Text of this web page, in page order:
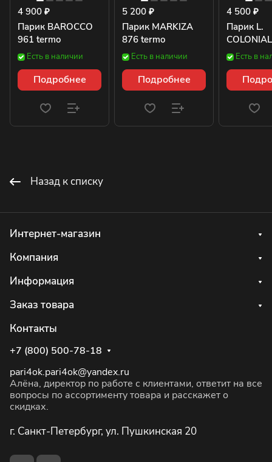
4 900 ₽
Парик BAROCCO
961 termo
Есть в наличии
Подробнее
5 200 ₽
Парик MARKIZA
876 termo
Есть в наличии
Подробнее
4 500 ₽
Парик L.
Есть в
Назад к списку
Интернет-магазин
Компания
Информация
Заказ товара
Контакты
+7 (800) 500-78-18
pari4ok.pari4ok@yandex.ru
Алёна, директор по работе с клиентами, ответит на все
вопросы по ассортименту товара и расскажет о
скидках.
г. Санкт-Петербург, ул. Пушкинская 20